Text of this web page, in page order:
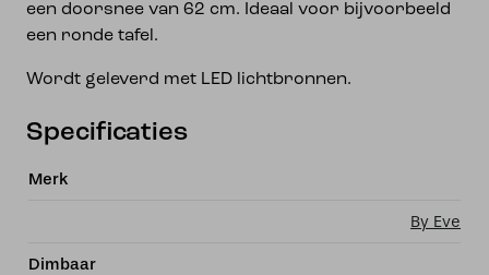
een doorsnee van 62 cm. Ideaal voor bijvoorbeeld
een ronde tafel.
Wordt geleverd met LED lichtbronnen.
Specificaties
Merk
By Eve
Dimbaar